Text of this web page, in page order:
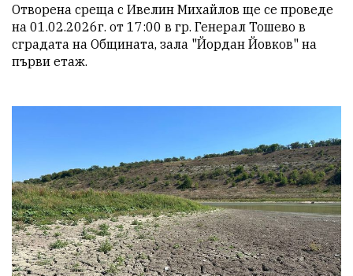
Отворена среща с Ивелин Михайлов ще се проведе
на 01.02.2026г. от 17:00 в гр. Генерал Тошево в
сградата на Общината, зала "Йордан Йовков" на
първи етаж.